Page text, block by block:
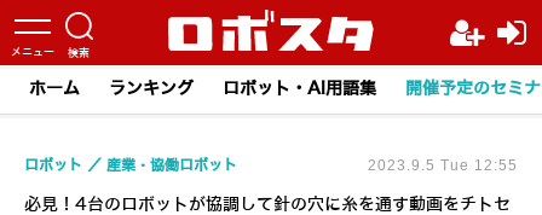
ホーム ランキング ロボット・AI用語集 開催予定のセミ
必見！4台のロボットが協調して針の穴に糸を通す動画をチトセ
ロボット 産業・協働ロボット 2023.9.5 Tue 12:55